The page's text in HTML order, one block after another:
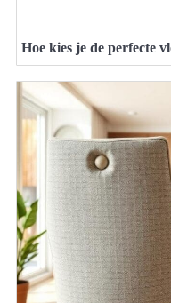
Hoe kies je de perfecte